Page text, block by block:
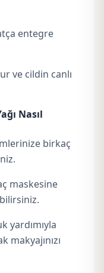
entegre
ve cildin canlı
Nasıl
birkaç
maskesine
yardımıyla